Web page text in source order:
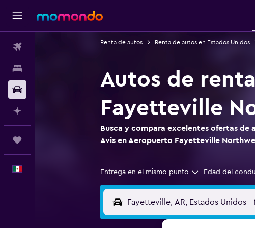
Renta de autos Renta de autos en Estados Unidos
Autos de
Fayetteville
Busca y compara excelentes ofertas de
Avis en Aeropuerto Fayetteville
Entrega en el mismo punto Edad del